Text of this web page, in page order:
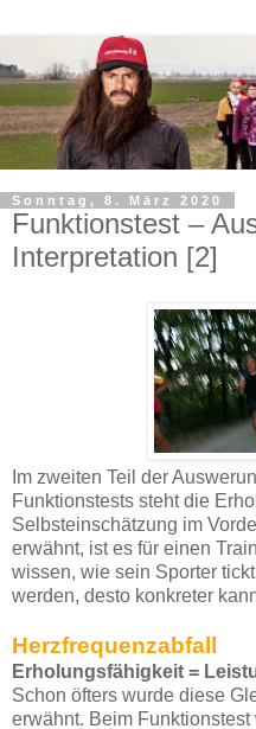
Sonntag, 8. März 2020
Funktionstest –
Interpretation [2]
Im zweiten Teil der
Funktionstests steht die
Selbsteinschätzung im
erwähnt, ist es für einen
wissen, wie sein Sporter
werden, desto konkreter
Herzfrequenzabfall
Erholungsfähigkeit =
Schon öfters wurde diese
erwähnt. Beim